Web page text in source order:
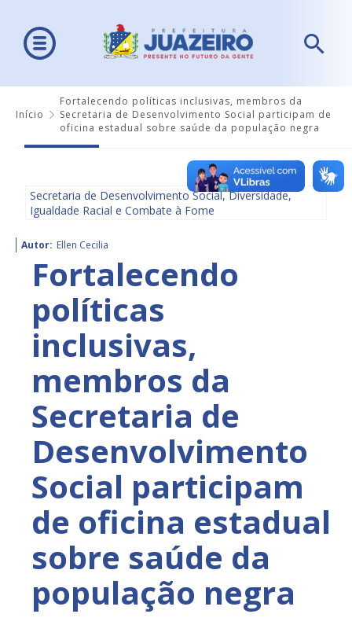
Início
Fortalecendo políticas inclusivas, membros da
Secretaria de Desenvolvimento Social participam de
oficina estadual sobre saúde da população negra
Secretaria de Desenvolvimento Social, Diversidade,
Igualdade Racial e Combate à Fome
Autor: Ellen Cecilia
Fortalecendo
políticas
inclusivas,
membros da
Secretaria de
Desenvolvimento
Social participam
de oficina estadual
sobre saúde da
população negra